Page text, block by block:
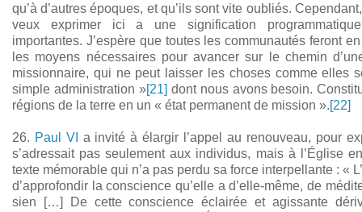
qu’à d’autres époques, et qu’ils sont vite oubliés.
veux exprimer ici a une signification
importantes. J’espère que toutes les communautés feront
les moyens nécessaires pour avancer sur le chemin
missionnaire, qui ne peut laisser les choses comme elles
simple administration »[21] dont nous avons besoin.
régions de la terre en un « état permanent de mission ».[22]
26. Paul VI a invité à élargir l’appel au renouveau, pour
s’adressait pas seulement aux individus, mais à l’Église
texte mémorable qui n’a pas perdu sa force interpellante : «
d’approfondir la conscience qu’elle a d’elle-même, de
sien […] De cette conscience éclairée et agissante